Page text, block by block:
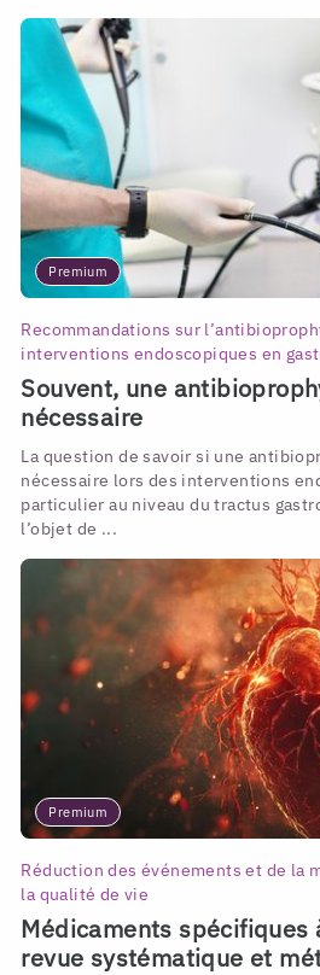
Premium
Recommandations sur
interventions endoscopiques en
Souvent, une
nécessaire
La question de savoir si une
nécessaire lors des interventions
particulier au niveau du tractus
l’objet de ...
Premium
Réduction des événements et de la
la qualité de vie
Médicaments spécifiques
revue systématique et